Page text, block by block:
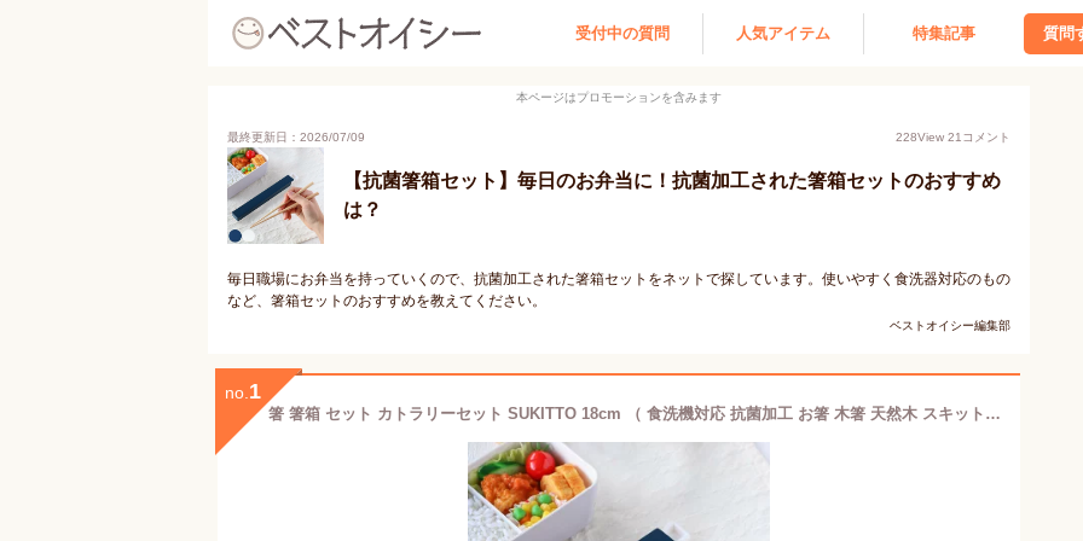
受付中の質問 人気アイテム 特集記事 質問
本ページはプロモーションを含みます
最終更新日：2026/07/09 228View 21 コメント
【抗菌箸箱セット】毎日のお弁当に！抗菌加工された箸箱セットのおすすめ
は？
毎日職場にお弁当を持っていくので、抗菌加工された箸箱セットをネットで探しています。使いやすく食洗器対応のもの
など、箸箱セットのおすすめを教えてください。
ベストオイシー編集部
no. 1
箸 箸箱 セット カトラリーセット SUKITTO 18cm （ 食洗機対応 抗菌加工 お箸 木箸 天然木 スキット 食洗機OK 箸＆箸箱セット お弁当 弁当 持ち運び お弁当用 携帯用 おしゃれ 大人 ） 【39ショップ】